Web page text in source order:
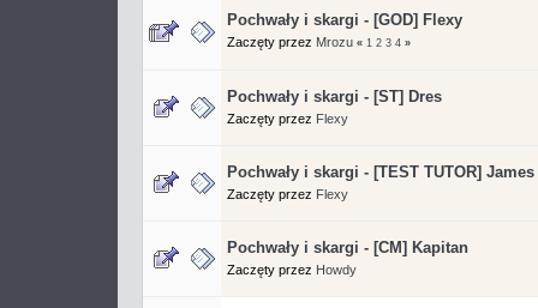
Pochwały i skargi - [GOD] Flexy
Zaczęty przez Mrozu « 1 2 3 4 »
Pochwały i skargi - [ST] Dres
Zaczęty przez Flexy
Pochwały i skargi - [TEST TUTOR] James
Zaczęty przez Flexy
Pochwały i skargi - [CM] Kapitan
Zaczęty przez Howdy